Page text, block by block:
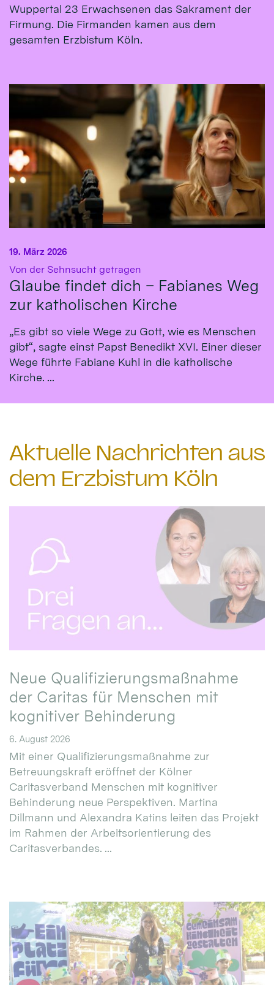
Wuppertal 23 Erwachsenen das Sakrament der
Firmung. Die Firmanden kamen aus dem
gesamten Erzbistum Köln.
Von der Sehnsucht getragen
Glaube findet dich – Fabianes Weg
zur katholischen Kirche
19. März 2026
„Es gibt so viele Wege zu Gott, wie es Menschen
gibt“, sagte einst Papst Benedikt XVI. Einer dieser
Wege führte Fabiane Kuhl in die katholische
Kirche. ...
Aktuelle Nachrichten aus
dem Erzbistum Köln
Neue Qualifizierungsmaßnahme
der Caritas für Menschen mit
kognitiver Behinderung
6. August 2026
Mit einer Qualifizierungsmaßnahme zur
Betreuungskraft eröffnet der Kölner
Caritasverband Menschen mit kognitiver
Behinderung neue Perspektiven. Martina
Dillmann und Alexandra Katins leiten das Projekt
im Rahmen der Arbeitsorientierung des
Caritasverbandes. ...